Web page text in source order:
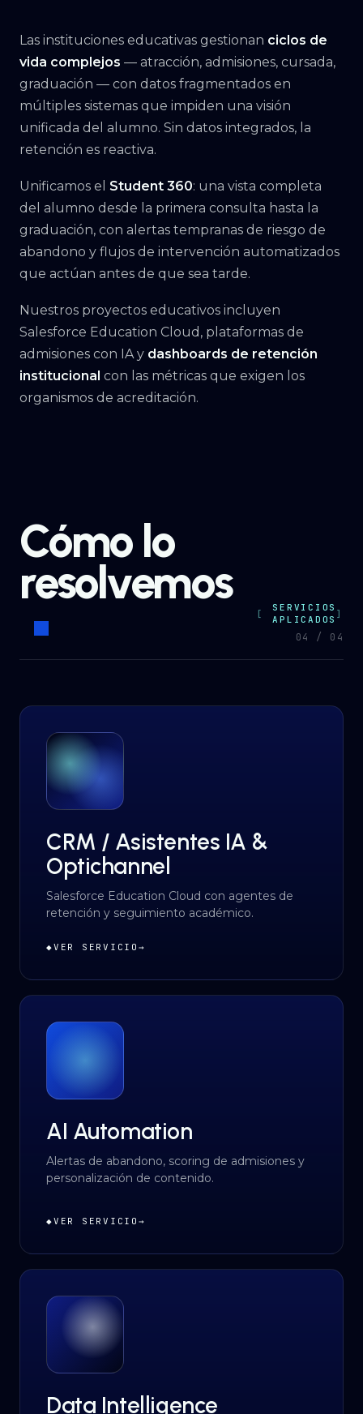
Las instituciones educativas gestionan ciclos de
vida complejos — atracción, admisiones, cursada,
graduación — con datos fragmentados en
múltiples sistemas que impiden una visión
unificada del alumno. Sin datos integrados, la
retención es reactiva.
Unificamos el Student 360: una vista completa
del alumno desde la primera consulta hasta la
graduación, con alertas tempranas de riesgo de
abandono y flujos de intervención automatizados
que actúan antes de que sea tarde.
Nuestros proyectos educativos incluyen
Salesforce Education Cloud, plataformas de
admisiones con IA y dashboards de retención
institucional con las métricas que exigen los
organismos de acreditación.
Cómo lo
resolvemos
SERVICIOS
APLICADOS
04 / 04
CRM / Asistentes IA &
Optichannel
Salesforce Education Cloud con agentes de
retención y seguimiento académico.
◆VER SERVICIO →
AI Automation
Alertas de abandono, scoring de admisiones y
personalización de contenido.
◆VER SERVICIO →
Data Intelligence